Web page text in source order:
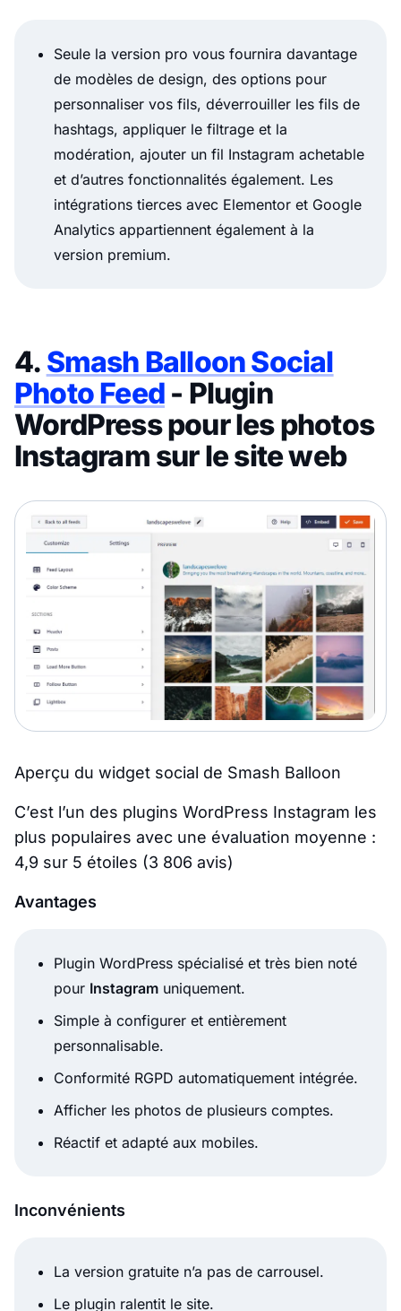
Seule la version pro vous fournira davantage
de modèles de design, des options pour
personnaliser vos fils, déverrouiller les fils de
hashtags, appliquer le filtrage et la
modération, ajouter un fil Instagram achetable
et d’autres fonctionnalités également. Les
intégrations tierces avec Elementor et Google
Analytics appartiennent également à la
version premium.
4. Smash Balloon Social
Photo Feed - Plugin
WordPress pour les photos
Instagram sur le site web
Aperçu du widget social de Smash Balloon
C’est l’un des plugins WordPress Instagram les
plus populaires avec une évaluation moyenne :
4,9 sur 5 étoiles (3 806 avis)
Avantages
Plugin WordPress spécialisé et très bien noté
pour Instagram uniquement.
Simple à configurer et entièrement
personnalisable.
Conformité RGPD automatiquement intégrée.
Afficher les photos de plusieurs comptes.
Réactif et adapté aux mobiles.
Inconvénients
La version gratuite n’a pas de carrousel.
Le plugin ralentit le site.